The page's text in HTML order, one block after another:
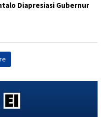
Diapresiasi Gubernur